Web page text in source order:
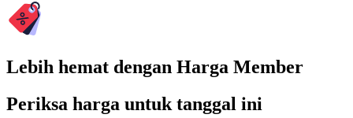
Lebih hemat dengan Harga Member
Periksa harga untuk tanggal ini